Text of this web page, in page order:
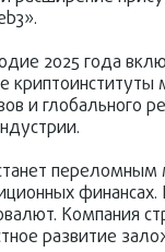
2025 года
и глобального
Компания
развитие